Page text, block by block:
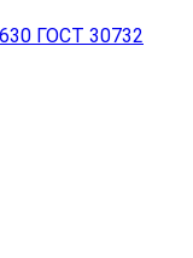
ГОСТ 30732